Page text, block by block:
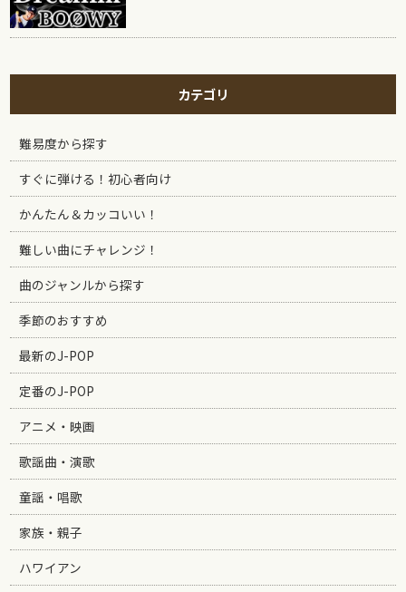
カテゴリ
難易度から探す
すぐに弾ける！初心者向け
かんたん＆カッコいい！
難しい曲にチャレンジ！
曲のジャンルから探す
季節のおすすめ
最新のJ-POP
定番のJ-POP
アニメ・映画
歌謡曲・演歌
童謡・唱歌
家族・親子
ハワイアン